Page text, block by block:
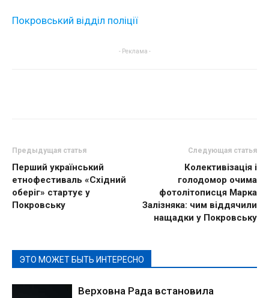
Покровський відділ поліції
- Реклама -
Предыдущая статья
Перший український
етнофестиваль «Східний
оберіг» стартує у
Покровську
Следующая статья
Колективізація і
голодомор очима
фотолітописця Марка
Залізняка: чим віддячили
нащадки у Покровську
ЭТО МОЖЕТ БЫТЬ ИНТЕРЕСНО
Верховна Рада встановила